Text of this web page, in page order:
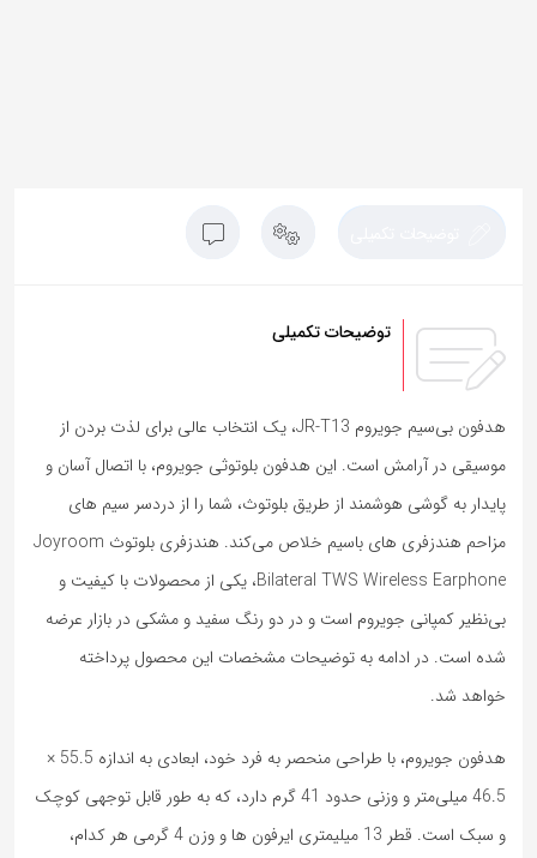
توضیحات تکمیلی
هدفون بی‌سیم جویروم JR-T13، یک انتخاب عالی برای لذت بردن از
موسیقی در آرامش است. این هدفون بلوتوثی جویروم، با اتصال آسان و
پایدار به گوشی هوشمند از طریق بلوتوث، شما را از دردسر سیم های
مزاحم هندزفری های باسیم خلاص می‌کند. هندزفری بلوتوث Joyroom
Bilateral TWS Wireless Earphone، یکی از محصولات با کیفیت و
بی‌نظیر کمپانی جویروم است و در دو رنگ سفید و مشکی در بازار عرضه
شده است. در ادامه به توضیحات مشخصات این محصول پرداخته
خواهد شد.
هدفون جویروم، با طراحی منحصر به فرد خود، ابعادی به اندازه 55.5 ×
46.5 میلی‌متر و وزنی حدود 41 گرم دارد، که به طور قابل توجهی کوچک
و سبک است. قطر 13 میلیمتری ایرفون ها و وزن 4 گرمی هر کدام،